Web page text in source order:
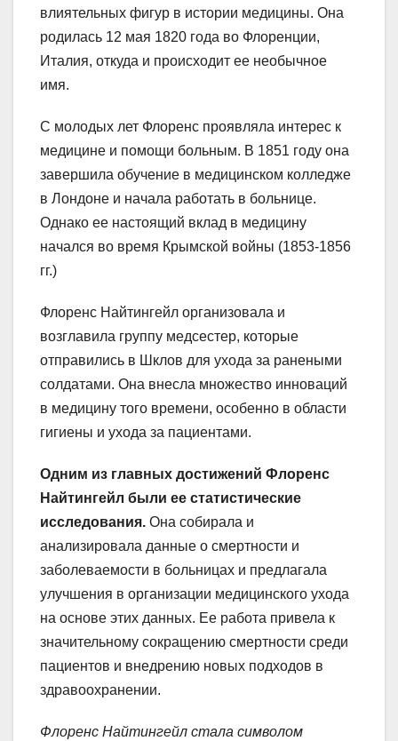
влиятельных фигур в истории медицины. Она
родилась 12 мая 1820 года во Флоренции,
Италия, откуда и происходит ее необычное
имя.
С молодых лет Флоренс проявляла интерес к
медицине и помощи больным. В 1851 году она
завершила обучение в медицинском колледже
в Лондоне и начала работать в больнице.
Однако ее настоящий вклад в медицину
начался во время Крымской войны (1853-1856
гг.)
Флоренс Найтингейл организовала и
возглавила группу медсестер, которые
отправились в Шклов для ухода за ранеными
солдатами. Она внесла множество инноваций
в медицину того времени, особенно в области
гигиены и ухода за пациентами.
Одним из главных достижений Флоренс
Найтингейл были ее статистические
исследования. Она собирала и
анализировала данные о смертности и
заболеваемости в больницах и предлагала
улучшения в организации медицинского ухода
на основе этих данных. Ее работа привела к
значительному сокращению смертности среди
пациентов и внедрению новых подходов в
здравоохранении.
Флоренс Найтингейл стала символом